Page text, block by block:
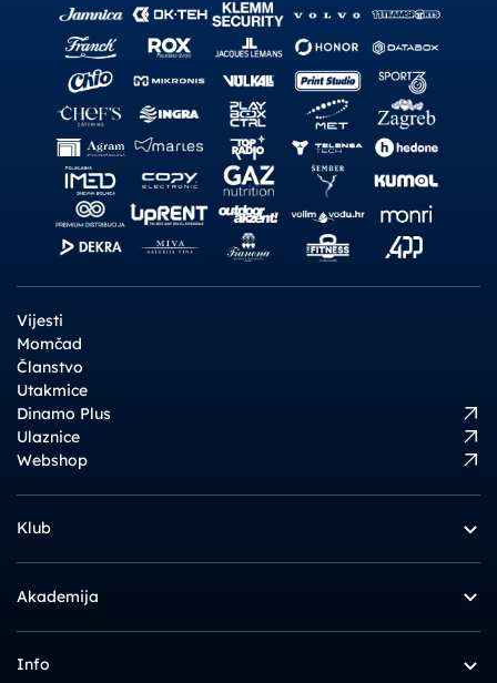
Vijesti
Momčad
Članstvo
Utakmice
Dinamo Plus
Ulaznice
Webshop
Klub
Akademija
Info